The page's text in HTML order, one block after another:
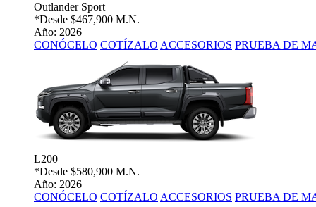
Outlander Sport
*Desde $467,900 M.N.
Año: 2026
CONÓCELO COTÍZALO ACCESORIOS PRUEBA DE
L200
*Desde $580,900 M.N.
Año: 2026
CONÓCELO COTÍZALO ACCESORIOS PRUEBA DE